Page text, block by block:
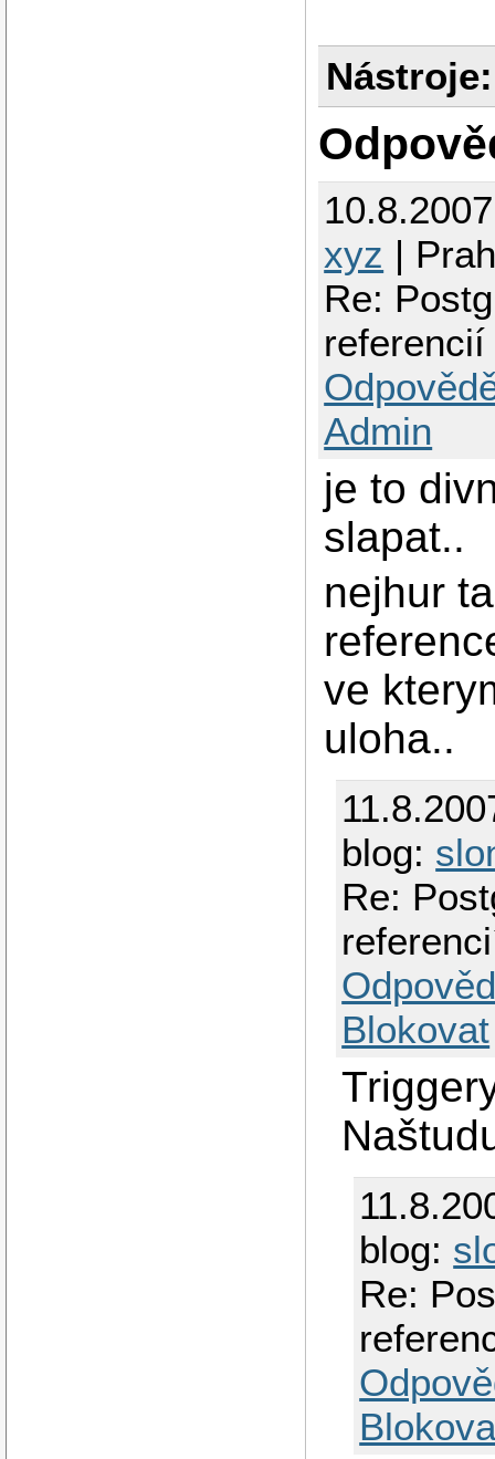
Nástroje:
xyz |
Re:
referencií
Admin
je to
slapat..
nejhur
ve
uloha..
blog:
Re:
Blokovat
blog:
Re: